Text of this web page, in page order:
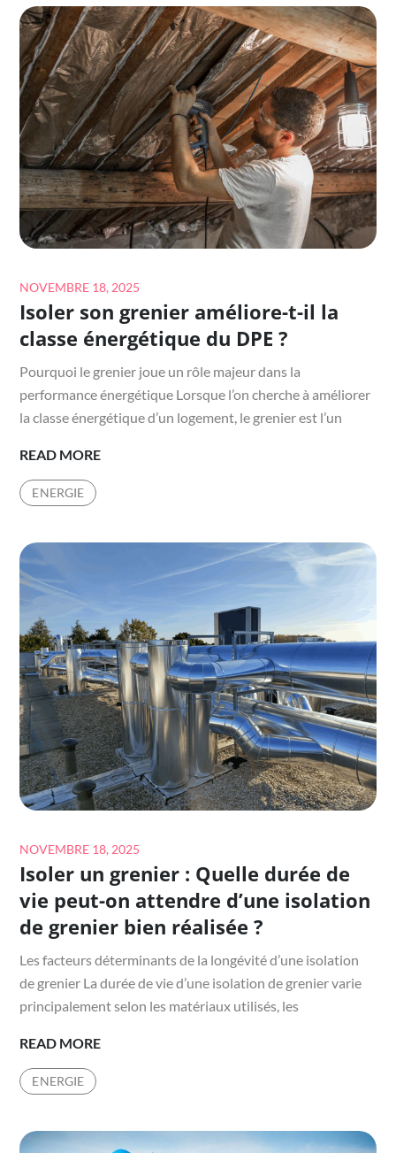
EST
URGENT
D’ISOLER
SON
GRENIER
?
Posted
on
NOVEMBRE 18, 2025
Isoler son grenier améliore-t-il la
classe énergétique du DPE ?
Pourquoi le grenier joue un rôle majeur dans la
performance énergétique Lorsque l’on cherche à améliorer
la classe énergétique d’un logement, le grenier est l’un
READ MOREISOLER
T-
CLASSE
ÉNERGÉTIQUE
DU
DPE
?
ENERGIE
Posted
on
NOVEMBRE 18, 2025
Isoler un grenier : Quelle durée de
vie peut-on attendre d’une isolation
de grenier bien réalisée ?
Les facteurs déterminants de la longévité d’une isolation
de grenier La durée de vie d’une isolation de grenier varie
principalement selon les matériaux utilisés, les
READ MOREISOLER
QUELLE
ENERGIE